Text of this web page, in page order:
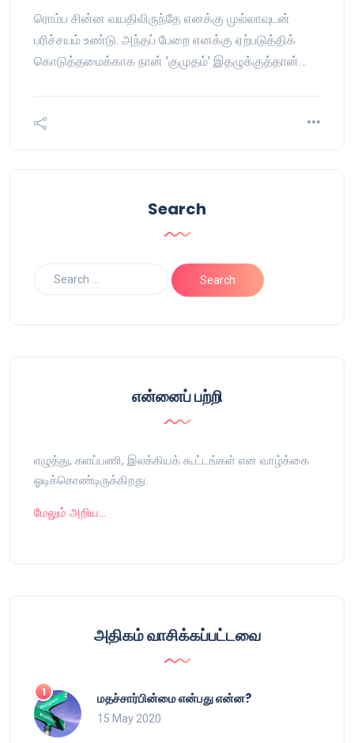
ரொம்ப சின்ன வயதிலிருந்தே எனக்கு முல்லாவுடன்
பரிச்சயம் உண்டு. அந்தப் பேறை எனக்கு ஏற்படுத்திக்
கொடுத்தமைக்காக நான் 'குமுதம்' இதழுக்குத்தான்…
Search
என்னைப் பற்றி
எழுத்து, களப்பணி, இலக்கியக் கூட்டங்கள் என வாழ்க்கை
ஓடிக்கொண்டிருக்கிறது.
மேலும் அறிய…
அதிகம் வாசிக்கப்பட்டவை
மதச்சார்பின்மை என்பது என்ன?
15 May 2020